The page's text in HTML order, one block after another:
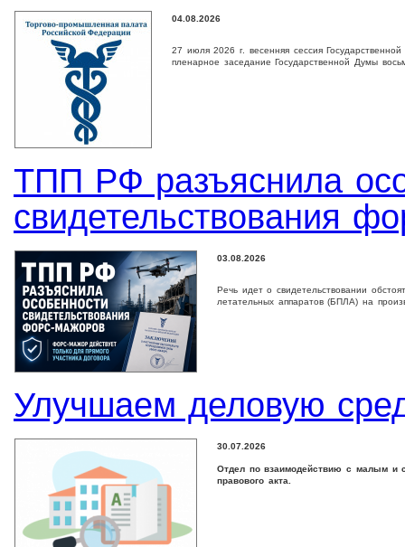
04.08.2026
27 июля 2026 г. весенняя сессия
пленарное заседание Государственной Дyмы
ТПП РФ разъяснила
свидетельствования
03.08.2026
Речь идет о свидетельствовании
летательных аппаратов (БПЛА) на
Улучшаем деловую
30.07.2026
Отдел по взаимодействию с малым и
правового акта.